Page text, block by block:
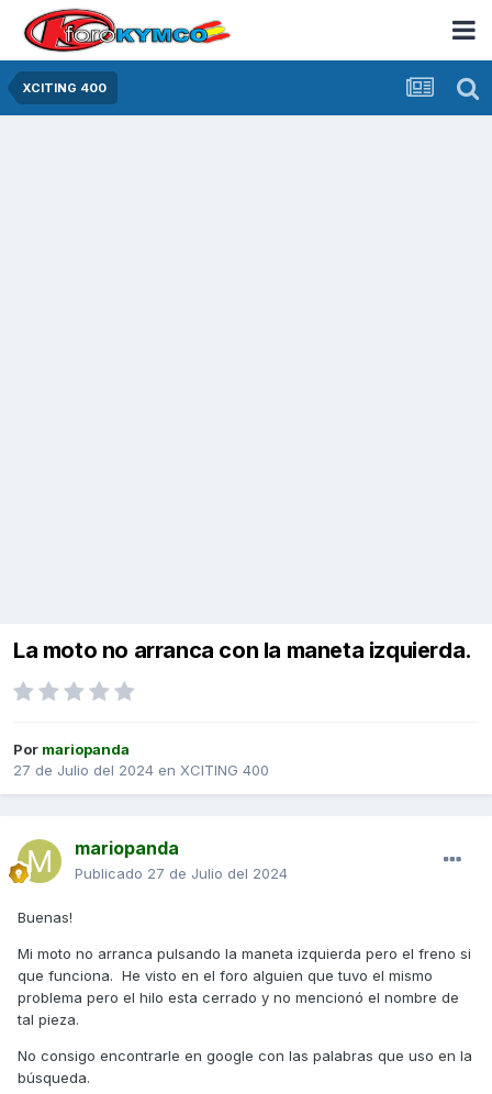
XCITING 400
La moto no arranca con la maneta izquierda.
Por mariopanda
27 de Julio del 2024 en XCITING 400
mariopanda
Publicado 27 de Julio del 2024
Buenas!
Mi moto no arranca pulsando la maneta izquierda pero el freno si
que funciona. He visto en el foro alguien que tuvo el mismo
problema pero el hilo esta cerrado y no mencionó el nombre de
tal pieza.
No consigo encontrarle en google con las palabras que uso en la
búsqueda.